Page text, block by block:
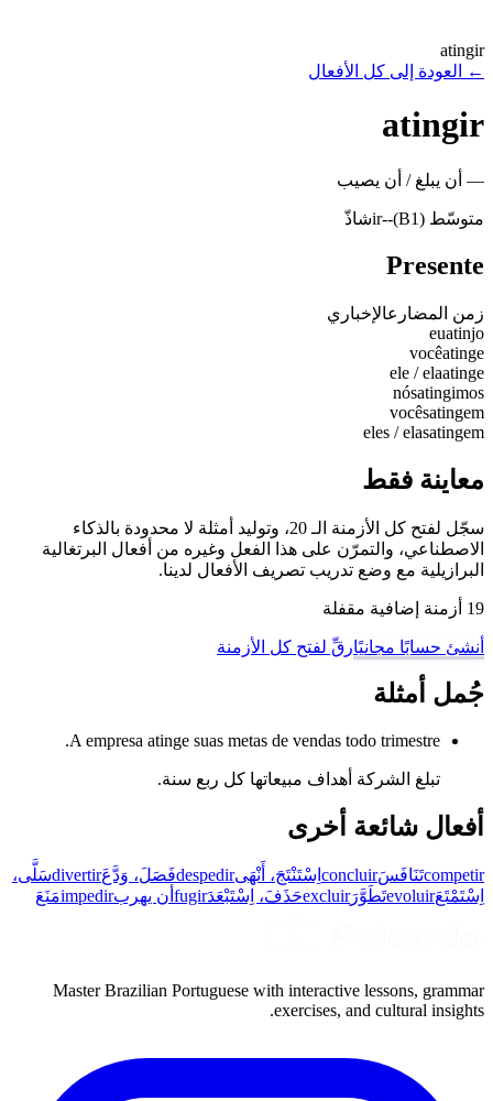
atingir
←
العودة إلى كل الأفعال
atingir
— أن يبلغ / أن يصيب
متوسّط (B1) -
-ir شاذّ
Presente
زمن المضارعالإخباري
euatinjo
vocêatinge
ele / elaatinge
nósatingimos
vocêsatingem
eles / elasatingem
معاينة فقط
سجّل لفتح كل الأزمنة الـ 20، وتوليد أمثلة لا محدودة بالذكاء
الاصطناعي، والتمرّن على هذا الفعل وغيره من أفعال البرتغالية
البرازيلية مع وضع تدريب تصريف الأفعال لدينا.
19 أزمنة إضافية مقفلة
أنشئ حسابًا مجانيًارقِّ لفتح كل الأزمنة
جُمل أمثلة
A empresa atinge suas metas de vendas todo trimestre.
تبلغ الشركة أهداف مبيعاتها كل ربع سنة.
أفعال شائعة أخرى
competirتَنَافَسَconcluir اِسْتَنْتَجَ، أَنْهَىdespedirفَصَلَ، وَدَّعَdivertirسَلَّى،
اِسْتَمْتَعَevoluirتَطَوَّرَexcluirحَذَفَ، اِسْتَبْعَدَfugir أن يهربimpedirمَنَعَ
Master Brazilian Portuguese with interactive lessons, grammar
exercises, and cultural insights.